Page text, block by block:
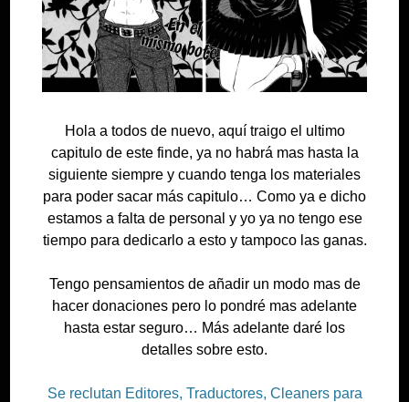
Hola a todos de nuevo, aquí traigo el ultimo
capitulo de este finde, ya no habrá mas hasta la
siguiente siempre y cuando tenga los materiales
para poder sacar más capitulo… Como ya e dicho
estamos a falta de personal y yo ya no tengo ese
tiempo para dedicarlo a esto y tampoco las ganas.
Tengo pensamientos de añadir un modo mas de
hacer donaciones pero lo pondré mas adelante
hasta estar seguro… Más adelante daré los
detalles sobre esto.
Se reclutan Editores, Traductores, Cleaners para